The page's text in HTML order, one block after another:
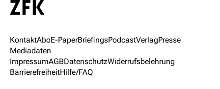
KontaktAboE-PaperBriefingsPodcastVerlagPresse
Mediadaten
ImpressumAGBDatenschutzWiderrufsbelehrung
BarrierefreiheitHilfe/FAQ